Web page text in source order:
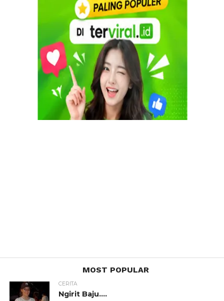
MOST POPULAR
CERITA
Ngirit Baju….